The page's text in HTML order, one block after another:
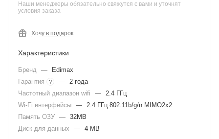
Наши менеджеры обязательно свяжутся с вами и уточнят
условия заказа
Хочу в подарок
Характеристики
Бренд —
Edimax
Гарантия
? — 2 года
Частотный диапазон wifi
— 2.4 ГГц
Wi-Fi интерфейсы — 2.4 ГГц 802.11b/g/n MIMO2x2
Память ОЗУ — 32MB
Диск для данных
— 4 MB